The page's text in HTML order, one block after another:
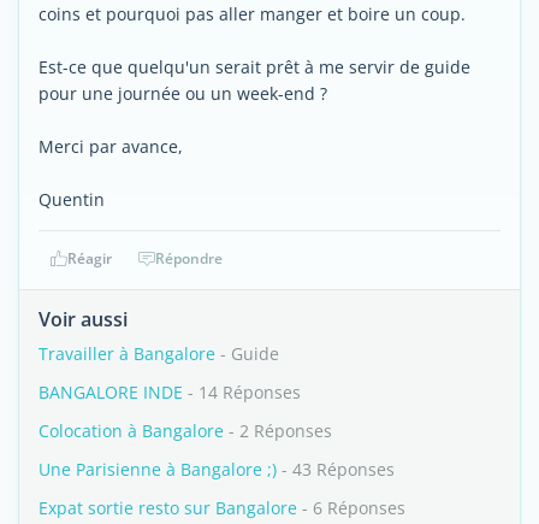
coins et pourquoi pas aller manger et boire un coup.
Est-ce que quelqu'un serait prêt à me servir de guide
pour une journée ou un week-end ?
Merci par avance,
Quentin
Réagir Répondre
Voir aussi
Travailler à Bangalore - Guide
BANGALORE INDE - 14 Réponses
Colocation à Bangalore - 2 Réponses
Une Parisienne à Bangalore ;) - 43 Réponses
Expat sortie resto sur Bangalore - 6 Réponses